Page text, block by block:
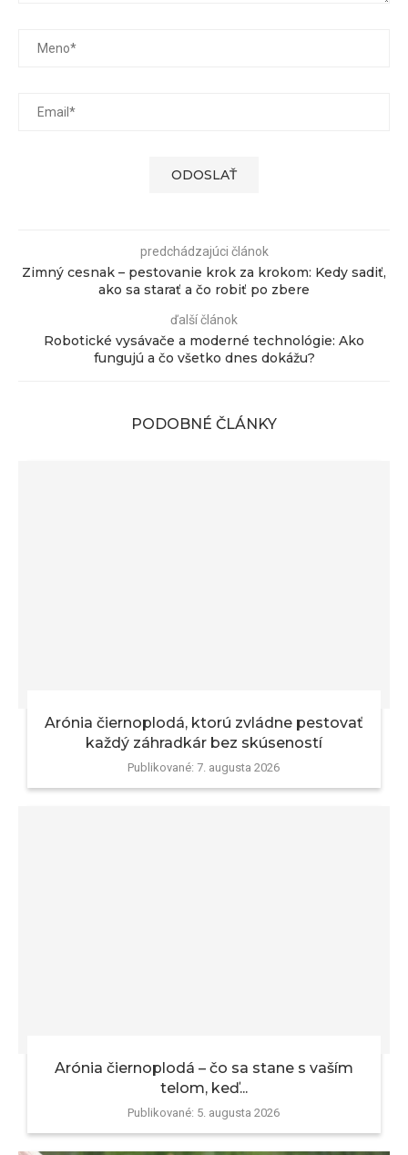
predchádzajúci článok
Zimný cesnak – pestovanie krok za krokom: Kedy sadiť,
ako sa starať a čo robiť po zbere
ďalší článok
Robotické vysávače a moderné technológie: Ako
fungujú a čo všetko dnes dokážu?
PODOBNÉ ČLÁNKY
Arónia čiernoplodá, ktorú zvládne pestovať
každý záhradkár bez skúseností
Publikované: 7. augusta 2026
Arónia čiernoplodá – čo sa stane s vaším
telom, keď...
Publikované: 5. augusta 2026